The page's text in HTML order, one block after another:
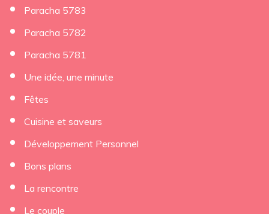
Paracha 5783
Paracha 5782
Paracha 5781
Une idée, une minute
Fêtes
Cuisine et saveurs
Développement Personnel
Bons plans
La rencontre
Le couple